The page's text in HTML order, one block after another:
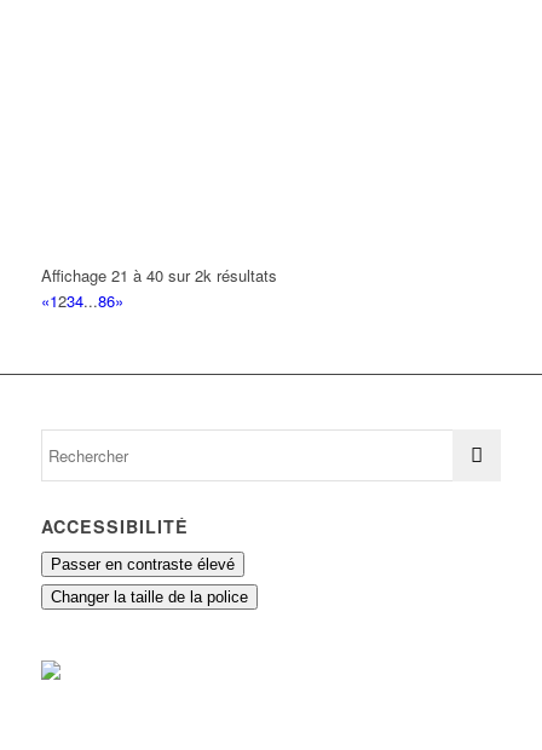
Affichage 21 à 40 sur 2k résultats
«1234...86»
ACCESSIBILITÉ
Passer en contraste élevé
Changer la taille de la police